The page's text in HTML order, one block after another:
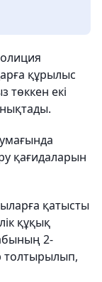
құрылыс
төккен екі
қағидаларын
қатысты
құқық
2-
толтырылып,